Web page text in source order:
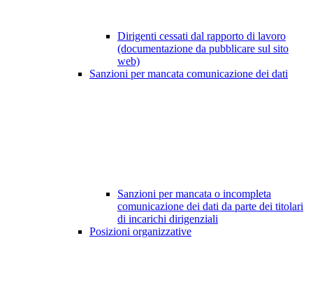
Dirigenti cessati dal rapporto di lavoro
(documentazione da pubblicare sul sito
web)
Sanzioni per mancata comunicazione dei dati
Sanzioni per mancata o incompleta
comunicazione dei dati da parte dei titolari
di incarichi dirigenziali
Posizioni organizzative